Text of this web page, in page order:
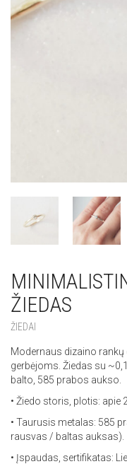
ŽIEDAS
ŽIEDAI
Modernaus dizaino
gerbėjoms. Žiedas su
balto, 585 prabos aukso.
• Žiedo storis, plotis: apie
• Taurusis metalas: 585
rausvas / baltas auksas).
• Įspaudas, sertifikatas: